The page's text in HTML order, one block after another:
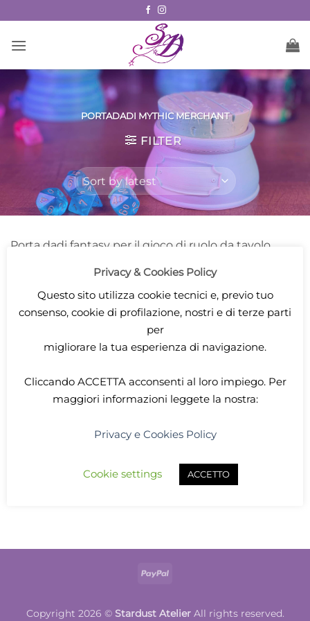
to
content
PORTADADI MYTHIC MERCHANT
FILTER
Porta dadi fantasy per il gioco di ruolo da tavolo
12,00€
PayPal
Copyright 2026 © Stardust AtelierAll rights reserved.
Privacy & Cookies Policy
Questo sito utilizza cookie tecnici e, previo tuo
consenso, cookie di profilazione, nostri e di terze parti
per
migliorare la tua esperienza di navigazione.
Cliccando ACCETTAacconsenti al loro impiego. Per
maggiori informazioni leggete la nostra:
Privacy e Cookies Policy
Cookie settings ACCETTO